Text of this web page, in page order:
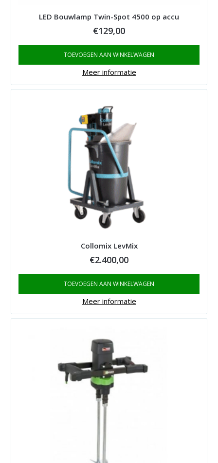
LED Bouwlamp Twin-Spot 4500 op accu
€129,00
TOEVOEGEN AAN WINKELWAGEN
Meer informatie
Collomix LevMix
€2.400,00
TOEVOEGEN AAN WINKELWAGEN
Meer informatie